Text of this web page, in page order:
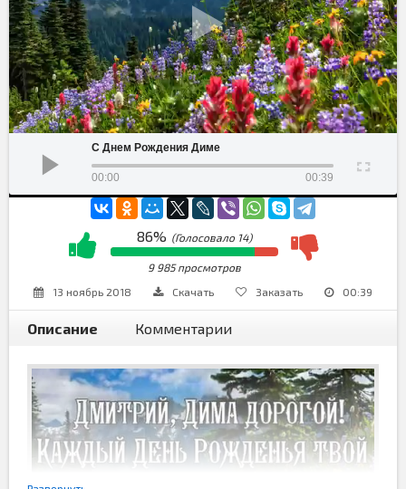
С Днем Рождения Диме
00:00 00:39
86% (Голосовало 14)
9 985 просмотров
13 ноябрь 2018
Скачать Заказать 00:39
Описание Комментарии